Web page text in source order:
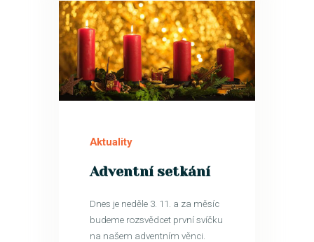
4
Aktuality
Adventní setkání
Dnes je neděle 3. 11. a za měsíc
budeme rozsvědcet první svíčku
na našem adventním věnci.